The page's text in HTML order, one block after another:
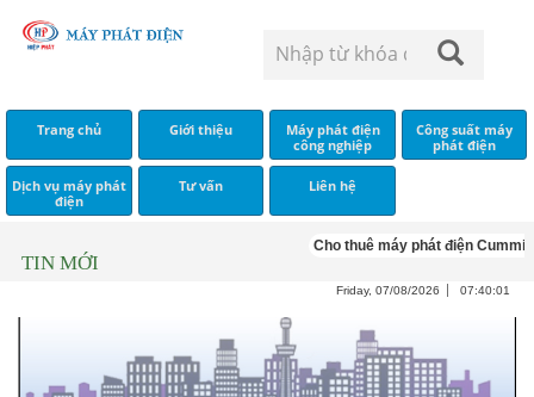
Trang chủ Giới thiệu
Máy phát điện
công nghiệp
Công suất máy
phát điện
Dịch vụ máy phát
điện
Tư vấn Liên hệ
TIN MỚI
Cho thuê máy phát điện Cummins
Friday, 07/08/2026 07:40:01